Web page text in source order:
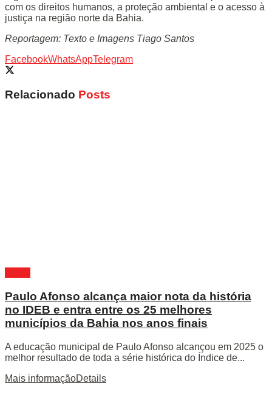
com os direitos humanos, a proteção ambiental e o acesso à
justiça na região norte da Bahia.
Reportagem: Texto e Imagens Tiago Santos
FacebookWhatsAppTelegram
Relacionado Posts
Paulo Afonso alcança maior nota da história
no IDEB e entra entre os 25 melhores
municípios da Bahia nos anos finais
A educação municipal de Paulo Afonso alcançou em 2025 o
melhor resultado de toda a série histórica do Índice de...
Mais informaçãoDetails